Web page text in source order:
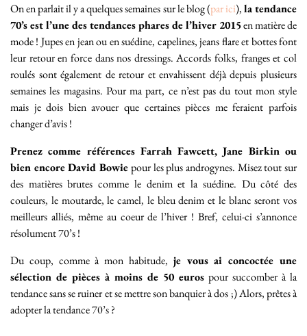
On en parlait il y a quelques semaines sur le blog (par ici),la tendance
70’s est l’une des tendances phares de l’hiver 2015en matière de
mode ! Jupes en jean ou en suédine, capelines, jeans flare et bottes font
leur retour en force dans nos dressings. Accords folks, franges et col
roulés sont également de retour et envahissent déjà depuis plusieurs
semaines les magasins. Pour ma part, ce n’est pas du tout mon style
mais je dois bien avouer que certaines pièces me feraient parfois
changer d’avis !
Prenez comme références Farrah Fawcett, Jane Birkin ou
bien encore David Bowiepour les plus androgynes. Misez tout sur
des matières brutes comme le denim et la suédine. Du côté des
couleurs, le moutarde, le camel, le bleu denim et le blanc seront vos
meilleurs alliés, même au coeur de l’hiver ! Bref, celui-ci s’annonce
résolument 70’s !
Du coup, comme à mon habitude, je vous ai concoctée une
sélection de pièces à moins de 50 euros pour succomber à la
tendance sans se ruiner et se mettre son banquier à dos ;) Alors, prêtes à
adopter la tendance 70’s ?